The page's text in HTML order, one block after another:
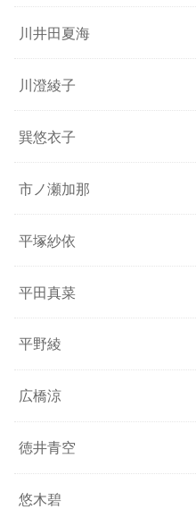
川井田夏海
川澄綾子
巽悠衣子
市ノ瀬加那
平塚紗依
平田真菜
平野綾
広橋涼
徳井青空
悠木碧